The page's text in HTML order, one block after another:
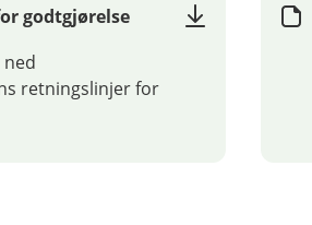
godtgjørelse
ned
retningslinjer for